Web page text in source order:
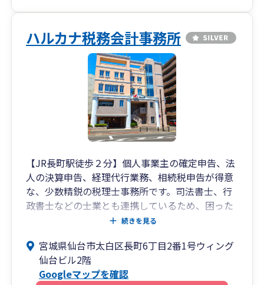
ハルカナ税務会計事務所
【JR長町駅徒歩２分】個人事業主の確定申告、法
人の決算申告、経理代行業務、相続税申告が得意
な、少数精鋭の税理士事務所です。司法書士、行
政書士などの士業とも連携しているため、困った
ときの相談窓口としてご活用ください。
代表税理士 髙橋賢治
東北税理士会仙台南支部(登録番号126538)
続きを見る
宮城県仙台市太白区長町6丁目2番1号ウィング
仙台ビル2階
Googleマップを確認